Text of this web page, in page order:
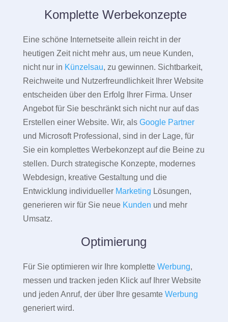
Komplette Werbekonzepte
Eine schöne Internetseite allein reicht in der
heutigen Zeit nicht mehr aus, um neue Kunden,
nicht nur in Künzelsau, zu gewinnen. Sichtbarkeit,
Reichweite und Nutzerfreundlichkeit Ihrer Website
entscheiden über den Erfolg Ihrer Firma. Unser
Angebot für Sie beschränkt sich nicht nur auf das
Erstellen einer Website. Wir, als Google Partner
und Microsoft Professional, sind in der Lage, für
Sie ein komplettes Werbekonzept auf die Beine zu
stellen. Durch strategische Konzepte, modernes
Webdesign, kreative Gestaltung und die
Entwicklung individueller Marketing Lösungen,
generieren wir für Sie neue Kunden und mehr
Umsatz.
Optimierung
Für Sie optimieren wir Ihre komplette Werbung,
messen und tracken jeden Klick auf Ihrer Website
und jeden Anruf, der über Ihre gesamte Werbung
generiert wird.